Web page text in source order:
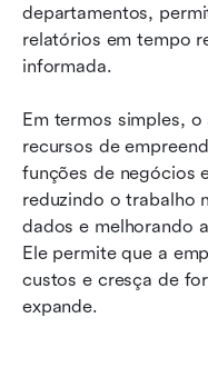
departamentos,
relatórios em tempo
informada.
Em termos simples,
recursos de
funções de negócios
reduzindo o trabalho
dados e melhorando
Ele permite que a
custos e cresça de
expande.